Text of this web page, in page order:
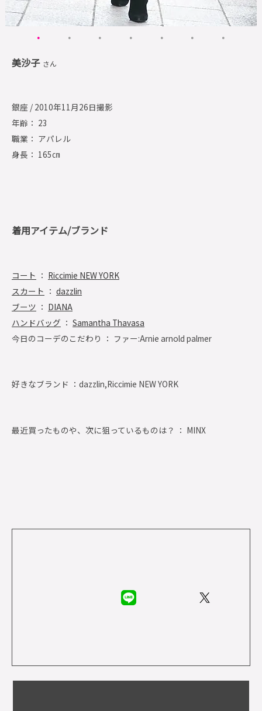
美沙子 さん
銀座 / 2010年11月26日撮影
年齢： 23
職業： アパレル
身長： 165㎝
着用アイテム/ブランド
コート ： Riccimie NEW YORK
スカート ： dazzlin
ブーツ ： DIANA
ハンドバッグ ： Samantha Thavasa
今日のコーデのこだわり ： ファー:Arnie arnold palmer
好きなブランド ： dazzlin,Riccimie NEW YORK
最近買ったものや、次に狙っているものは？ ： MINX